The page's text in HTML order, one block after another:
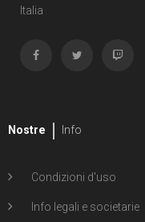
Italia
Nostre Info
Condizioni d'uso
Info legali e societarie